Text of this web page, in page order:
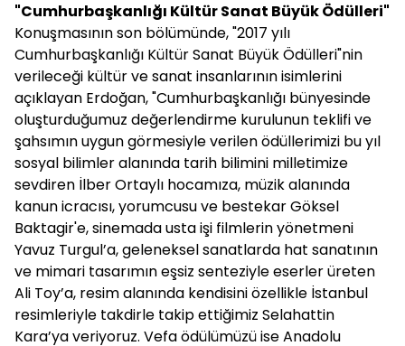
"Cumhurbaşkanlığı Kültür Sanat Büyük Ödülleri"
Konuşmasının son bölümünde, "2017 yılı
Cumhurbaşkanlığı Kültür Sanat Büyük Ödülleri"nin
verileceği kültür ve sanat insanlarının isimlerini
açıklayan Erdoğan, "Cumhurbaşkanlığı bünyesinde
oluşturduğumuz değerlendirme kurulunun teklifi ve
şahsımın uygun görmesiyle verilen ödüllerimizi bu yıl
sosyal bilimler alanında tarih bilimini milletimize
sevdiren İlber Ortaylı hocamıza, müzik alanında
kanun icracısı, yorumcusu ve bestekar Göksel
Baktagir'e, sinemada usta işi filmlerin yönetmeni
Yavuz Turgul’a, geleneksel sanatlarda hat sanatının
ve mimari tasarımın eşsiz senteziyle eserler üreten
Ali Toy’a, resim alanında kendisini özellikle İstanbul
resimleriyle takdirle takip ettiğimiz Selahattin
Kara’ya veriyoruz. Vefa ödülümüzü ise Anadolu